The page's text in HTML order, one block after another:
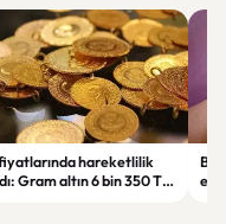
hareketlilik
Gram altın 6 bin 350 TL